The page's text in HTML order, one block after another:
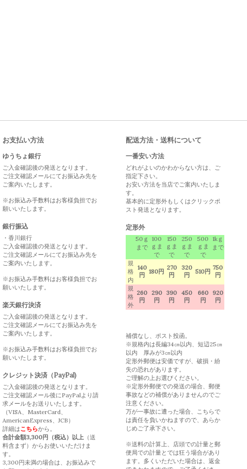
お支払い方法
ゆうちょ銀行
ご入金確認後の発送となります。
ご注文確認メールにてお振込み先を
ご案内いたします。
※お振込み手数料はお客様負担でお
願いいたします。
銀行振込
・香川銀行
ご入金確認後の発送となります。
ご注文確認メールにてお振込み先を
ご案内いたします。
※お振込み手数料はお客様負担でお
願いいたします。
楽天銀行決済
ご入金確認後の発送となります。
ご注文確認メールにてお振込み先を
ご案内いたします。
※お振込み手数料はお客様負担でお
願いいたします。
クレジット決済（PayPal)
ご入金確認後の発送となります。
ご注文確認メール後にPayPalより請
求メールをお送りいたします。
（VISA、MasterCard、
AmericanExpress、JCB）
詳細はこちらから。
合計金額3,300円（税込）以上 （送
料含まず）からお使いいただけま
す。
3,300円未満の場合は、お振込みで
配送方法・送料について
一番安い方法
どれがよいのかわからない方は、ご
指定下さい。
お安い方法を当店でご案内いたしま
す。
基本的に定形外もしくはクリックポ
スト発送となります。
定形外
50ｇ
まで
100
ｇま
で
150
ｇま
で
250
ｇま
で
500
ｇま
で
1kｇ
まで
規
格
内
140
円 180円
270
円
320
円
510円
750
円
規
格
外
260
円
290
円
390
円
450
円
660
円
920
円
補償なし、ポスト投函。
※規格内は長編34㎝以内、短辺25㎝
以内 厚みが3㎝以内
定形外郵便は安価ですが、破損・紛
失の恐れがあります。
ご理解の上お選びください。
※定形外郵便での発送の場合、郵便
事故などの補償がありませんのでご
注意ください。
万が一事故に遭った場合、こちらで
は責任を負いかねますので、あらか
じめご了承下さい。
※送料の計算上、店頭での計量と郵
便局での計量とでは狂う場合があり
ます。多くいただいた場合は、返金